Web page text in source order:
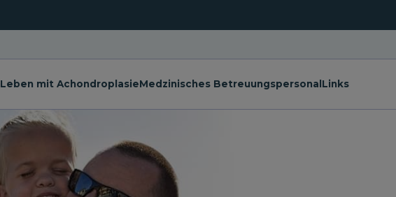
Leben mit AchondroplasieMedzinisches Betreuungspersonal Links